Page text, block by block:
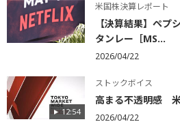
米国株決算レポート
【決算結果】ペプ
タンレー［MS...
2026/04/22
12:54
ストックボイス
高まる不透明感
2026/04/22